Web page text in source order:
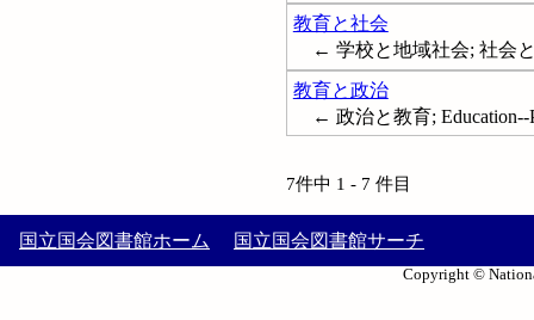
教育と社会
← 学校と地域社会; 社会
教育と政治
← 政治と教育; Education--
7件中 1 - 7 件目
国立国会図書館ホーム 国立国会図書館サーチ
Copyright ©